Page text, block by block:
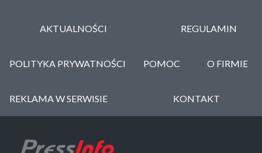
AKTUALNOŚCI REGULAMIN
POLITYKA PRYWATNOŚCI POMOC O FIRMIE
REKLAMA W SERWISIE KONTAKT